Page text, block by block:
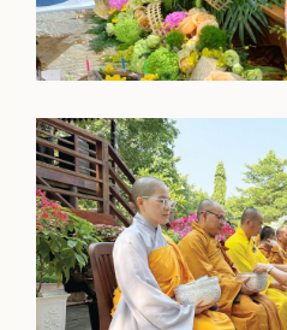
Gieo mầm an lạc từ tinh thần